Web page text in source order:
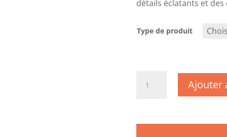
détails éclatants et
Type de produit
Calvados
Ajouter